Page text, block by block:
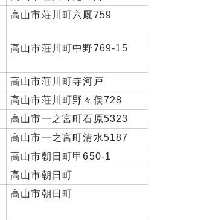
高山市荘川町六厩759
高山市荘川町中野769-15
高山市荘川町寺河戸
高山市荘川町野々俣728
高山市一之宮町石原5323
高山市一之宮町清水5187
高山市朝日町甲650-1
高山市朝日町
高山市朝日町